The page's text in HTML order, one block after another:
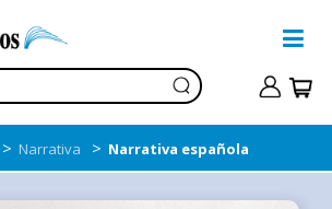
> Narrativa > Narrativa española